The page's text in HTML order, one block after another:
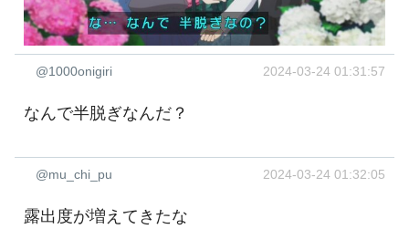
@1000onigiri 2024-03-24 01:31:57
なんで半脱ぎなんだ？
@mu_chi_pu 2024-03-24 01:32:05
露出度が増えてきたな